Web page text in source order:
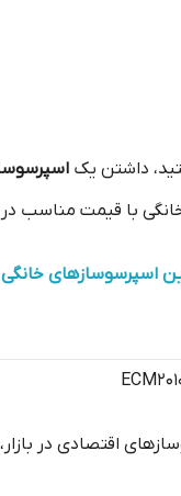
داشتن یک
با قیمت مناسب در
اقتصادی در بازار،